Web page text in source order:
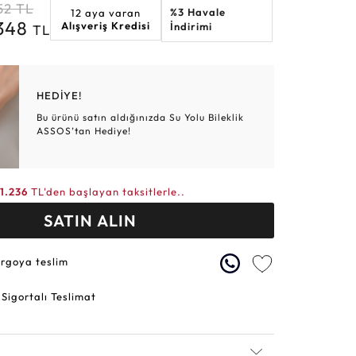
Elmas Bilezikler
Altın Tesbihler
Altın Hasır Setler
Violet Burç
TL
TL
12 aya varan
Alışveriş Kredisi
%3 Havale
İndirimi
HEDİYE!
Bu ürünü satın aldığınızda Su Yolu Bileklik
ASSOS’tan Hediye!
TL'den başlayan taksitlerle..
SATIN ALIN
teslim
Teslimat